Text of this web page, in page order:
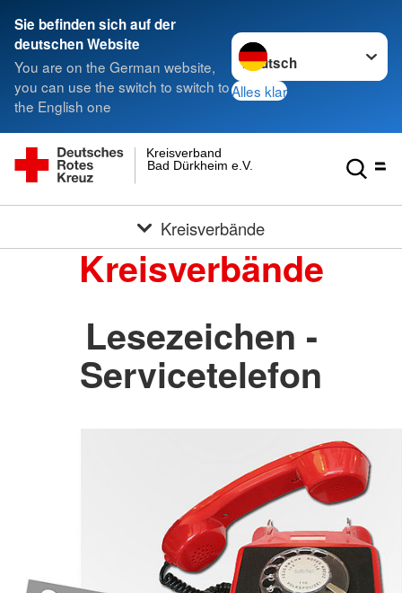
Sie befinden sich auf der
deutschen Website
You are on the German website,
you can use the switch to switch to
the English one
Sprache wechseln zu
Alles klar
Bad Dürkheim e.V.
Kreisverband
Kreisverbände
Kreisverbände
Lesezeichen -
Servicetelefon